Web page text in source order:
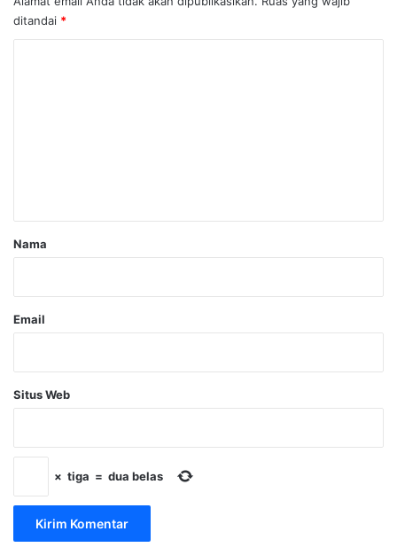
ditandai *
rNama
Email
Situs Web
× tiga = dua belas